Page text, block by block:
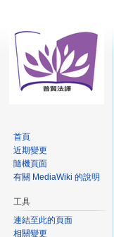
首頁
近期變更
隨機頁面
有關 MediaWiki 的說明
工具
連結至此的頁面
相關變更